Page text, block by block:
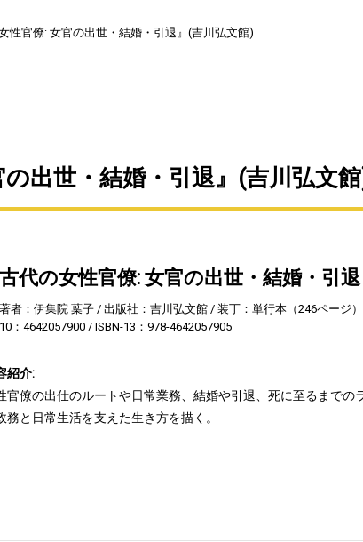
女性官僚: 女官の出世・結婚・引退』(吉川弘文館)
の出世・結婚・引退』(吉川弘文
古代の女性官僚: 女官の出世・結婚・引退
著者：伊集院 葉子 出版社：吉川弘文館 装丁：単行本（246ページ）
10：4642057900
ISBN-13：978-4642057905
紹介:
官僚の出仕のルートや日常業務、結婚や引退、死に至るまでの
務と日常生活を支えた生き方を描く。